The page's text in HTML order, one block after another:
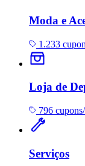
Moda e
1.233
Loja de
796
Serviços